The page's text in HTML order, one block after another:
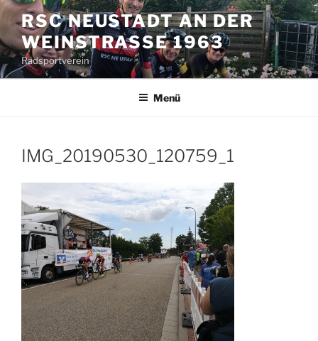
Zum
Inhalt
springen
RSC NEUSTADT AN DER
WEINSTRASSE 1963
Radsportverein
Menü
IMG_20190530_120759_1